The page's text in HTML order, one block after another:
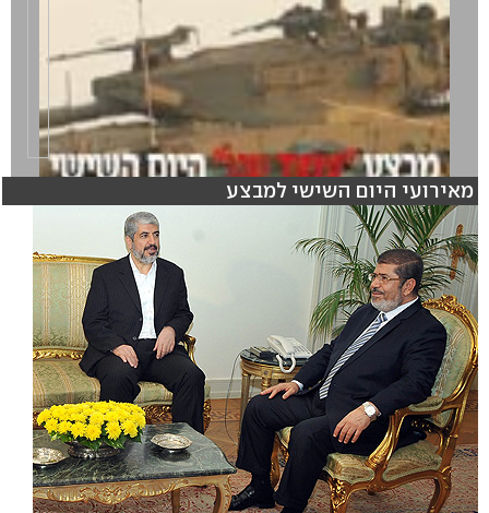
מאירועי היום השישי למבצע